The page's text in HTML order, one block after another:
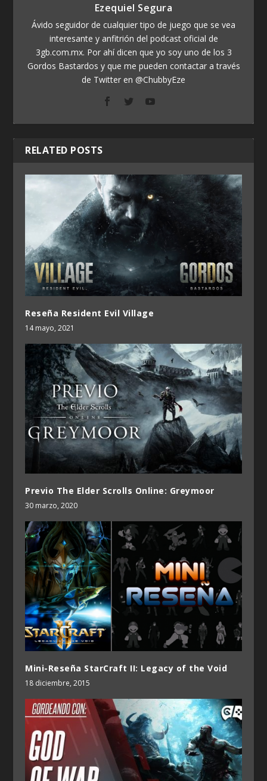
Ezequiel Segura
Ávido seguidor de cualquier tipo de juego que se vea
interesante y anfitrión del podcast oficial de
3gb.com.mx. Por ahí dicen que yo soy uno de los 3
Gordos Bastardos y que me pueden contactar a través
de Twitter en @ChubbyEze
RELATED POSTS
Reseña Resident Evil Village
14 mayo, 2021
Previo The Elder Scrolls Online: Greymoor
30 marzo, 2020
Mini-Reseña StarCraft II: Legacy of the Void
18 diciembre, 2015